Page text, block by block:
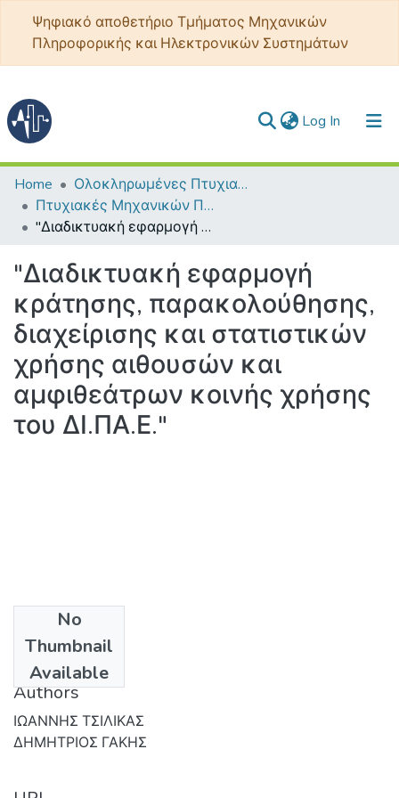
Ψηφιακό αποθετήριο Τμήματος Μηχανικών
Πληροφορικής και Ηλεκτρονικών Συστημάτων
Log In (current)
Communities & Collections
All of DSpace
Home
Ολοκληρωμένες Πτυχιακές - Διπλωματικές
Πτυχιακές Μηχανικών Πληροφορικής ΤΕ
"Διαδικτυακή εφαρμογή κράτησης, παρακολούθησης, διαχείρισης και στατιστικών χρήσης αιθουσών και αμφιθεάτρων κοινής χρήσης του ΔΙ.ΠΑ.Ε."
"Διαδικτυακή εφαρμογή
κράτησης, παρακολούθησης,
διαχείρισης και στατιστικών
χρήσης αιθουσών και
αμφιθεάτρων κοινής χρήσης
του ΔΙ.ΠΑ.Ε."
No
Thumbnail
Available
19-06-2024
Authors
ΙΩΑΝΝΗΣ ΤΣΙΛΙΚΑΣ
ΔΗΜΗΤΡΙΟΣ ΓΑΚΗΣ